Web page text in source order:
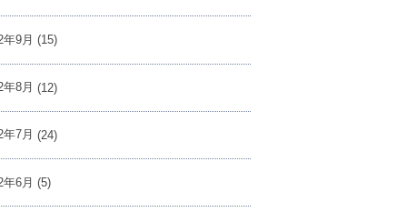
年9月 (15)
年8月 (12)
年7月 (24)
年6月 (5)